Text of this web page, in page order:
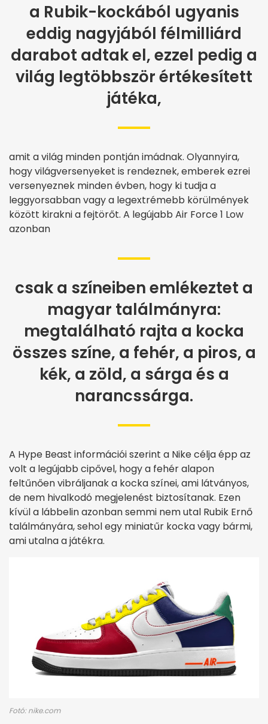
a Rubik-kockából ugyanis
eddig nagyjából félmilliárd
darabot adtak el, ezzel pedig a
világ legtöbbször értékesített
játéka,
amit a világ minden pontján imádnak. Olyannyira,
hogy világversenyeket is rendeznek, emberek ezrei
versenyeznek minden évben, hogy ki tudja a
leggyorsabban vagy a legextrémebb körülmények
között kirakni a fejtörőt. A legújabb Air Force 1 Low
azonban
csak a színeiben emlékeztet a
magyar találmányra:
megtalálható rajta a kocka
összes színe, a fehér, a piros, a
kék, a zöld, a sárga és a
narancssárga.
A Hype Beast információi szerint a Nike célja épp az
volt a legújabb cipővel, hogy a fehér alapon
feltűnően vibráljanak a kocka színei, ami látványos,
de nem hivalkodó megjelenést biztosítanak. Ezen
kívül a lábbelin azonban semmi nem utal Rubik Ernő
találmányára, sehol egy miniatűr kocka vagy bármi,
ami utalna a játékra.
Fotó: nike.com